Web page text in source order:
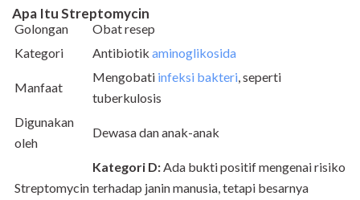
Apa Itu Streptomycin
Golongan
Obat resep
Kategori
Antibiotik aminoglikosida
Manfaat
Mengobati infeksi bakteri, seperti
tuberkulosis
Digunakan
oleh
Dewasa dan anak-anak
Streptomycin
Kategori D:Ada bukti positif mengenai risiko
terhadap janin manusia, tetapi besarnya